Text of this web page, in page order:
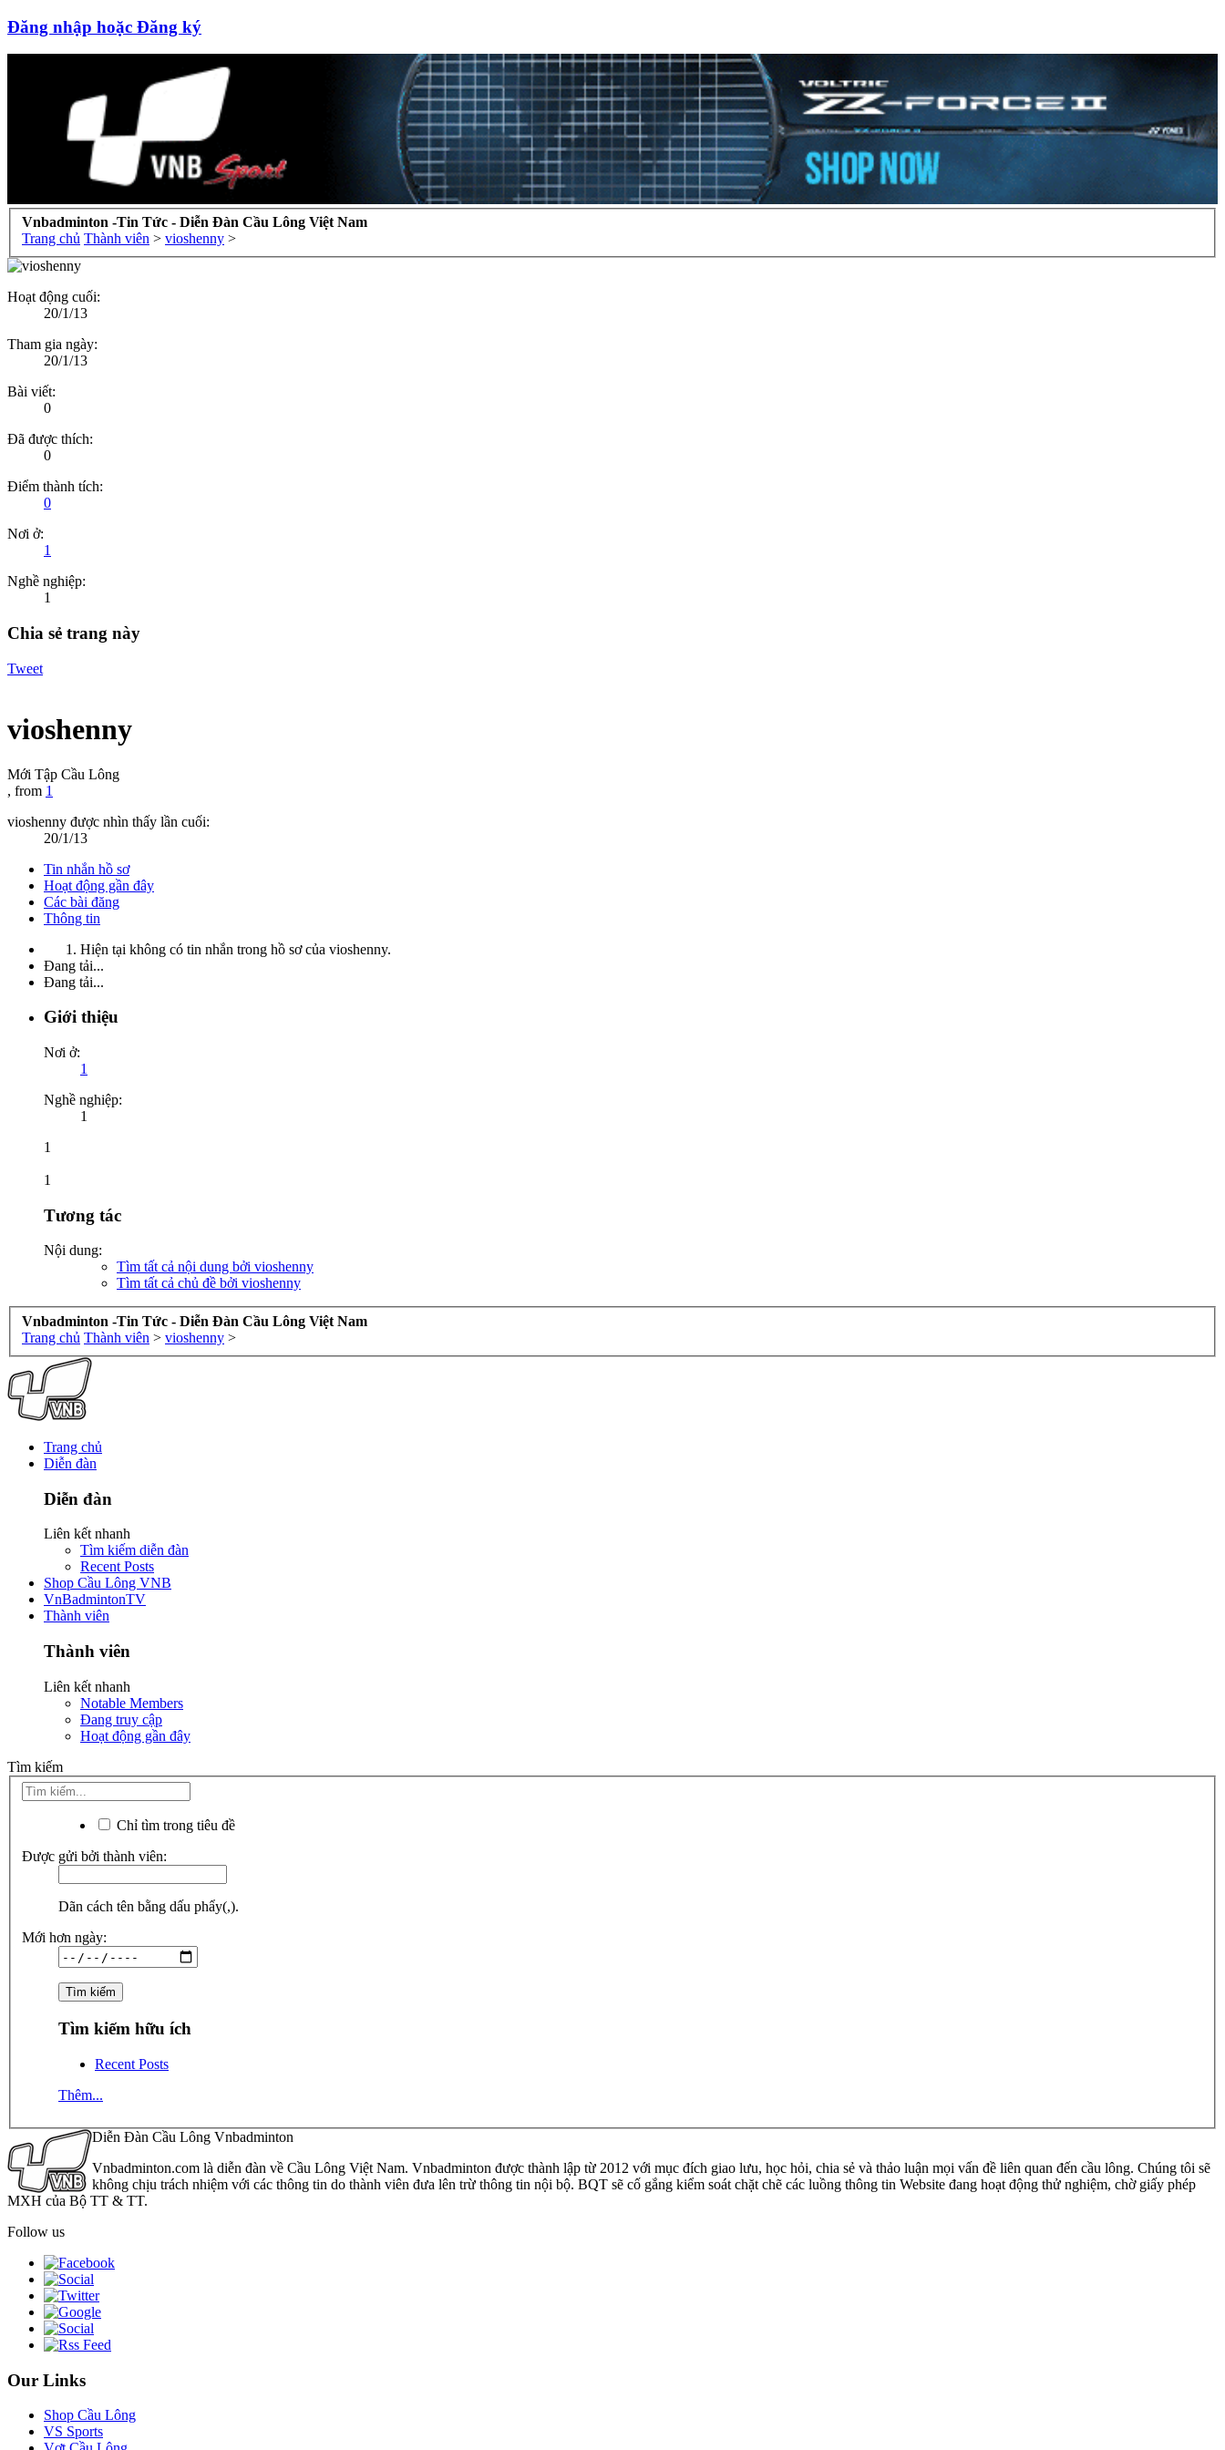
Đăng nhập hoặc Đăng ký
Vnbadminton -Tin Tức - Diễn Đàn Cầu Lông Việt Nam
Trang chủ Thành viên > vioshenny >
Hoạt động cuối:
20/1/13
Tham gia ngày:
20/1/13
Bài viết:
0
Đã được thích:
0
Điểm thành tích:
0
Nơi ở:
1
Nghề nghiệp:
1
Chia sẻ trang này
Tweet
vioshenny
Mới Tập Cầu Lông
, from 1
vioshenny được nhìn thấy lần cuối:
20/1/13
Tin nhắn hồ sơ
Hoạt động gần đây
Các bài đăng
Thông tin
Hiện tại không có tin nhắn trong hồ sơ của vioshenny.
Đang tải...
Đang tải...
Giới thiệu
Nơi ở:
1
Nghề nghiệp:
1
1
1
Tương tác
Nội dung:
Tìm tất cả nội dung bởi vioshenny
Tìm tất cả chủ đề bởi vioshenny
Vnbadminton -Tin Tức - Diễn Đàn Cầu Lông Việt Nam
Trang chủ Thành viên > vioshenny >
Trang chủ
Diễn đàn
Diễn đàn
Liên kết nhanh
Tìm kiếm diễn đàn
Recent Posts
Shop Cầu Lông VNB
VnBadmintonTV
Thành viên
Thành viên
Liên kết nhanh
Notable Members
Đang truy cập
Hoạt động gần đây
Tìm kiếm
Chỉ tìm trong tiêu đề
Được gửi bởi thành viên:
Dãn cách tên bằng dấu phẩy(,).
Mới hơn ngày:
Tìm kiếm hữu ích
Recent Posts
Thêm...
Diễn Đàn Cầu Lông Vnbadminton
Vnbadminton.com là diễn đàn về Cầu Lông Việt Nam. Vnbadminton được thành lập từ 2012 với mục đích giao lưu, học hỏi, chia sẻ và thảo luận mọi vấn đề liên quan đến cầu lông. Chúng tôi sẽ
không chịu trách nhiệm với các thông tin do thành viên đưa lên trừ thông tin nội bộ. BQT sẽ cố gắng kiểm soát chặt chẽ các luồng thông tin Website đang hoạt động thử nghiệm, chờ giấy phép
MXH của Bộ TT & TT.
Follow us
Our Links
Shop Cầu Lông
VS Sports